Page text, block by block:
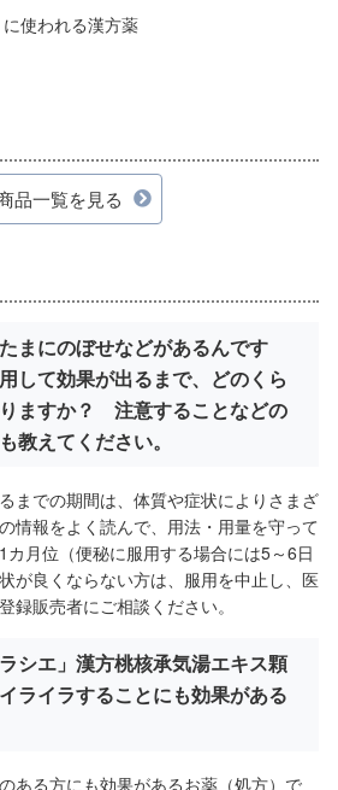
使われる漢方薬
品一覧を見る
まにのぼせなどがあるんです
して効果が出るまで、どのくら
ますか？ 注意することなどの
教えてください。
までの期間は、体質や症状によりさまざ
情報をよく読んで、用法・用量を守って
カ月位（便秘に服用する場合には5～6日
が良くならない方は、服用を中止し、医
録販売者にご相談ください。
シエ」漢方桃核承気湯エキス顆
ライラすることにも効果がある
ある方にも効果があるお薬（処方）で